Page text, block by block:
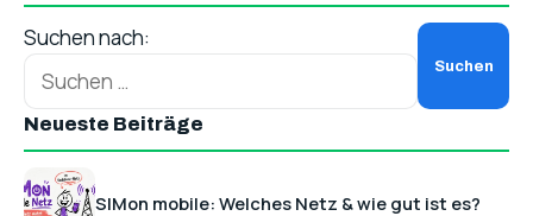
Suchen nach:
Neueste Beiträge
SIMon mobile: Welches Netz & wie gut ist es?